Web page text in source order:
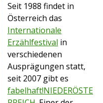
Seit 1988 findet in
Österreich das
Internationale
Erzählfestival in
verschiedenen
Ausprägungen statt,
seit 2007 gibt es
fabelhaft!NIEDERÖSTE